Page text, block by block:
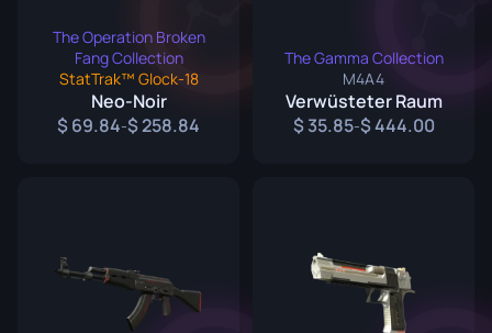
The Operation Broken
Fang Collection
StatTrak™ Glock-18
Neo-Noir
69.84- 258.84
The Gamma Collection
M4A4
Verwüsteter Raum
35.85- 444.00